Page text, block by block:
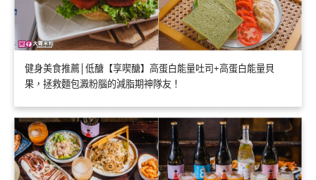
健身美食推薦│低醣【享喫醣】高蛋白能量吐司+高蛋白能量貝
果，拯救麵包澱粉腦的減脂期神隊友！